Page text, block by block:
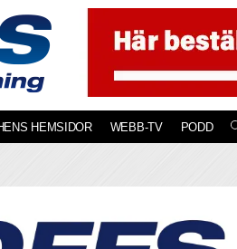
HEMSIDOR WEBB-TV PODD